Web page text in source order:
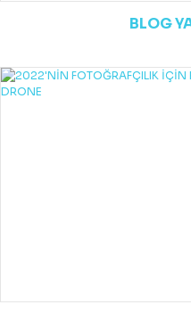
BLOG